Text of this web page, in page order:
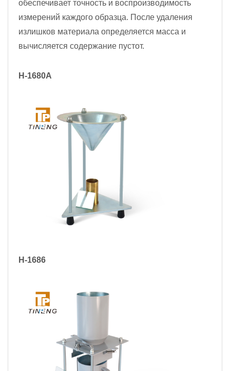
обеспечивает точность и воспроизводимость
измерений каждого образца. После удаления
излишков материала определяется масса и
вычисляется содержание пустот.
H-1680A
H-1686